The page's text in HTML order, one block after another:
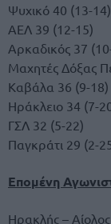
Ψυχικό 40 (13-14)
ΑΕΛ 39 (12-15)
Αρκαδικός 37
Μαχητές Δόξας
Καβάλα 36 (9-18)
Ηράκλειο 34 (7-
ΓΣΛ 32 (5-22)
Παγκράτι 29 (2-
Επομένη
Ηρακλής –